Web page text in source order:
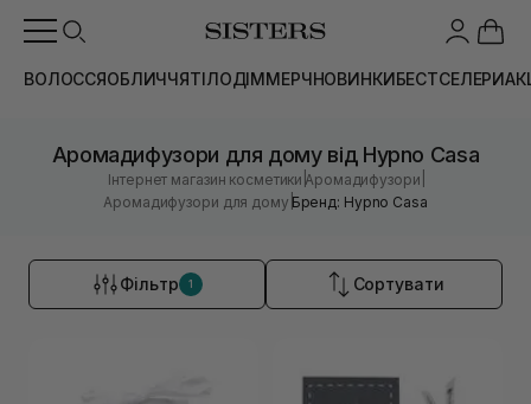
ВОЛОССЯОБЛИЧЧЯТІЛОДІММЕРЧНОВИНКИБЕСТСЕЛЕРИ
Аромадифузори для дому від Hypno Casa
Інтернет магазин косметики |Аромадифузори
Аромадифузори для дому |Бренд: Hypno Casa
Фільтр 1 Сортувати